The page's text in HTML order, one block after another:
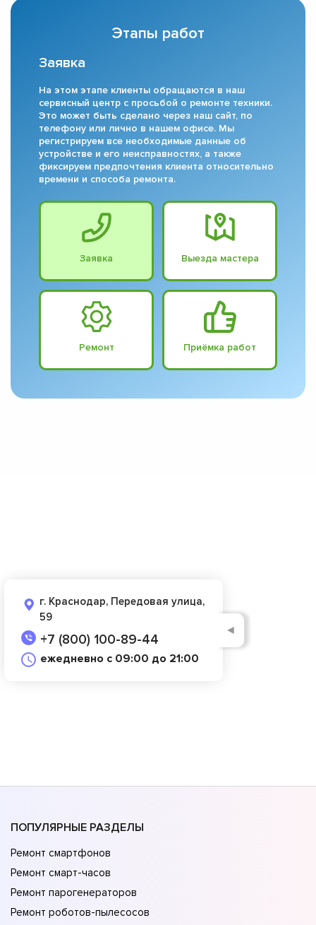
Этапы работ
Заявка
На этом этапе клиенты обращаются в наш
сервисный центр с просьбой о ремонте техники.
Это может быть сделано через наш сайт, по
телефону или лично в нашем офисе. Мы
регистрируем все необходимые данные об
устройстве и его неисправностях, а также
фиксируем предпочтения клиента относительно
времени и способа ремонта.
Заявка Выезда мастера
Ремонт Приёмка работ
г. Краснодар, Передовая улица,
59
+7 (800) 100-89-44
ежедневно с 09:00 до 21:00
◄
ПОПУЛЯРНЫЕ РАЗДЕЛЫ
Ремонт смартфонов
Ремонт смарт-часов
Ремонт парогенераторов
Ремонт роботов-пылесосов